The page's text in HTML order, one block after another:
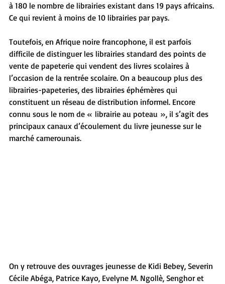
à 180 le nombre de librairies existant dans 19 pays africains.
Ce qui revient à moins de 10 librairies par pays.
Toutefois, en Afrique noire francophone, il est parfois
difficile de distinguer les librairies standard des points de
vente de papeterie qui vendent des livres scolaires à
l’occasion de la rentrée scolaire. On a beaucoup plus des
librairies-papeteries, des librairies éphémères qui
constituent un réseau de distribution informel. Encore
connu sous le nom de « librairie au poteau », il s’agit des
principaux canaux d’écoulement du livre jeunesse sur le
marché camerounais.
On y retrouve des ouvrages jeunesse de Kidi Bebey, Severin
Cécile Abéga, Patrice Kayo, Evelyne M. Ngollè, Senghor et